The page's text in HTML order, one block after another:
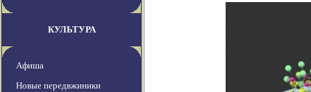
КУЛЬТУРА
Афиша
Новые передвжиники